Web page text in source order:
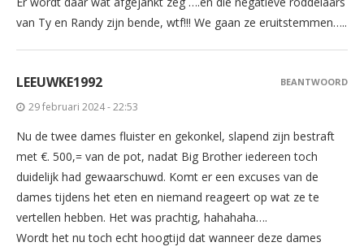
van Ty en Randy zijn bende, wtf!!! We gaan ze eruitstemmen…..
LEEUWKE1992
29 februari 2024 - 22:53
Nu de twee dames fluister en gekonkel, slapend zijn bestraft
met €. 500,= van de pot, nadat Big Brother iedereen toch
duidelijk had gewaarschuwd. Komt er een excuses van de
dames tijdens het eten en niemand reageert op wat ze te
vertellen hebben. Het was prachtig, hahahaha….
Wordt het nu toch echt hoogtijd dat wanneer deze dames
BEANTWOORD